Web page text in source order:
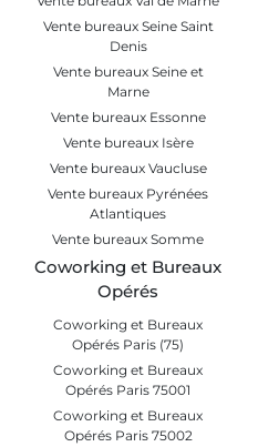
Vente bureaux Seine Saint
Denis
Vente bureaux Seine et
Marne
Vente bureaux Essonne
Vente bureaux Isère
Vente bureaux Vaucluse
Vente bureaux Pyrénées
Atlantiques
Vente bureaux Somme
Coworking et Bureaux
Opérés
Coworking et Bureaux
Opérés Paris (75)
Coworking et Bureaux
Opérés Paris 75001
Coworking et Bureaux
Opérés Paris 75002